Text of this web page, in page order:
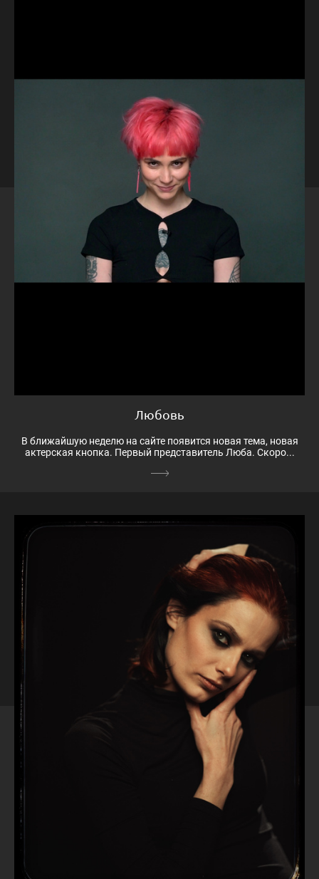
Любовь
В ближайшую неделю на сайте появится новая тема, новая
актерская кнопка. Первый представитель Люба. Скоро...